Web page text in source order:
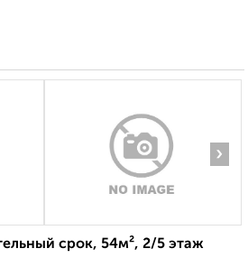
›
срок, 54м², 2/5 этаж